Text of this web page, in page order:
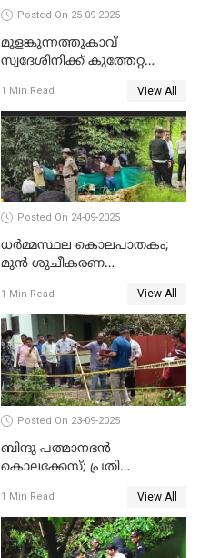
Posted On 25-09-2025
മുളങ്കുന്നത്തുകാവ്
സ്വദേശിനിക്ക് കുത്തേറ്റ
ജോസഫ് പിടിയില്‍
1 Min Read View All
Posted On 24-09-2025
ധർമ്മസ്ഥല കൊലപാതകം;
മുൻ ശുചീകരണ
രേഖപ്പെടുത്തും
1 Min Read View All
Posted On 23-09-2025
ബിന്ദു പത്മാനഭന്‍
കൊലക്കേസ്; പ്രതി
രേഖപ്പെടുത്തി
1 Min Read View All